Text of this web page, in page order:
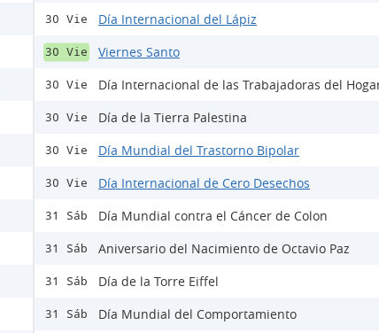
30 Vie Día Internacional del Lápiz
30 Vie Viernes Santo
30 Vie Día Internacional de las Trabajadoras del
30 Vie Día de la Tierra Palestina
30 Vie Día Mundial del Trastorno Bipolar
30 Vie Día Internacional de Cero Desechos
31 Sáb Día Mundial contra el Cáncer de Colon
31 Sáb Aniversario del Nacimiento de Octavio Paz
31 Sáb Día de la Torre Eiffel
31 Sáb Día Mundial del Comportamiento